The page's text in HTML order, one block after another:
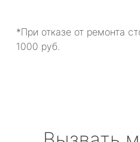
*При отказе от ремонта
1000 руб.